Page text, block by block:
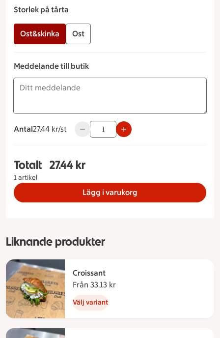
Storlek på tårta
Ost&skinka Ost
Meddelande till butik
Antal
27.44 kronor styck
27.44 kr/st Använd knapparna för att minska eller
Totalt
1 artikel
Totalt 1 stycken Fralla Storlek på tårta
27.44 kr
Lägg i varukorg
Liknande produkter
Croissant
Från 33.13 kr
Välj variant